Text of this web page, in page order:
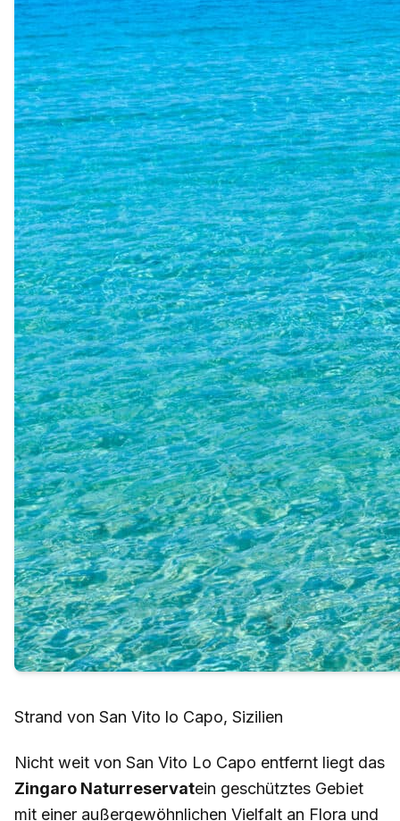
Strand von San Vito lo Capo, Sizilien
Nicht weit von San Vito Lo Capo entfernt liegt das
Zingaro Naturreservatein geschütztes Gebiet
mit einer außergewöhnlichen Vielfalt an Flora und